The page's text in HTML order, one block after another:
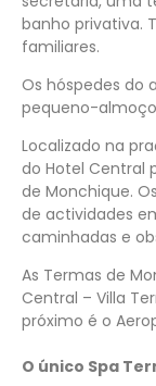
banho privativa.
familiares.
Os hóspedes do
pequeno-
Localizado na
do Hotel Central
de Monchique.
de actividades
caminhadas e
As Termas de
Central – Villa
próximo é o
O único Spa